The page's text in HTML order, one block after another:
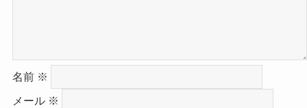
名前 ※
メール ※